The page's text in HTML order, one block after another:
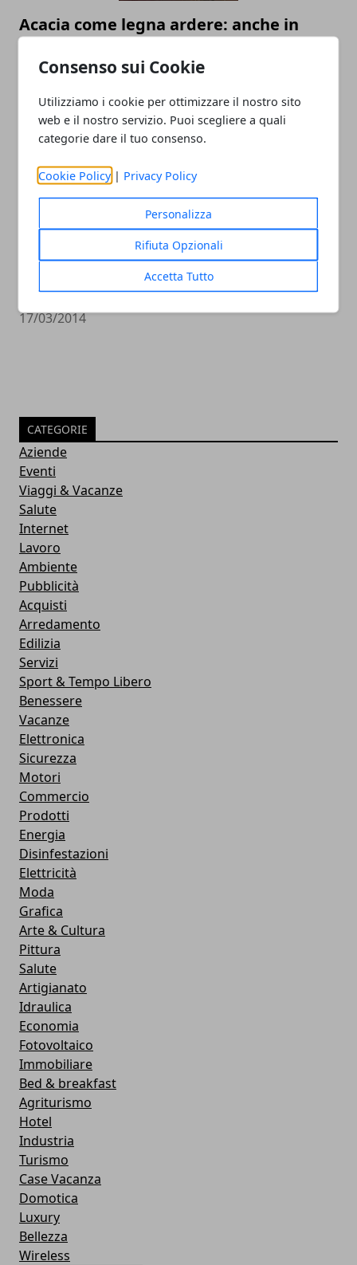
Consenso sui Cookie
Utilizziamo i cookie per ottimizzare il nostro sito
web e il nostro servizio. Puoi scegliere a quali
categorie dare il tuo consenso.
Cookie Policy | Privacy Policy
Personalizza
Rifiuta Opzionali
Accetta Tutto
Acacia come legna ardere: anche in
30/06/2014
BioSPR, l’innovativa tecnologia a
cavitazione controllata per il
pretrattamento di qualsiasi biomassa
17/03/2014
CATEGORIE
Aziende
Eventi
Viaggi & Vacanze
Salute
Internet
Lavoro
Ambiente
Pubblicità
Acquisti
Arredamento
Edilizia
Servizi
Sport & Tempo Libero
Benessere
Vacanze
Elettronica
Sicurezza
Motori
Commercio
Prodotti
Energia
Disinfestazioni
Elettricità
Moda
Grafica
Arte & Cultura
Pittura
Salute
Artigianato
Idraulica
Economia
Fotovoltaico
Immobiliare
Bed & breakfast
Agriturismo
Hotel
Industria
Turismo
Case Vacanza
Domotica
Luxury
Bellezza
Wireless